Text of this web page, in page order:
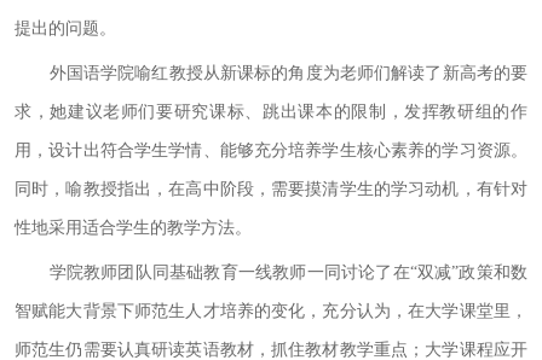
提出的问题。
外国语学院喻红教授从新课标的角度为老师们解读了新高考的要
求，她建议老师们要研究课标、跳出课本的限制，发挥教研组的作
用，设计出符合学生学情、能够充分培养学生核心素养的学习资源。
同时，喻教授指出，在高中阶段，需要摸清学生的学习动机，有针对
性地采用适合学生的教学方法。
学院教师团队同基础教育一线教师一同讨论了在“双减”政策和数
智赋能大背景下师范生人才培养的变化，充分认为，在大学课堂里，
师范生仍需要认真研读英语教材，抓住教材教学重点；大学课程应开